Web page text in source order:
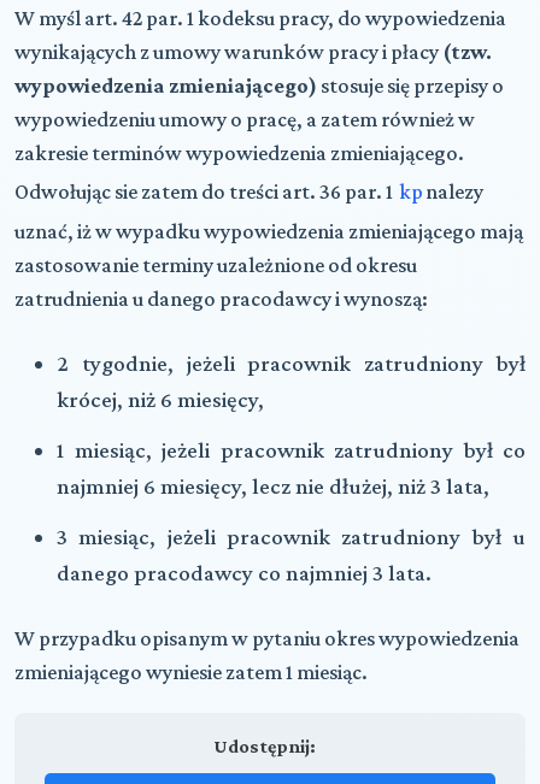
W myśl art. 42 par. 1 kodeksu pracy, do wypowiedzenia
wynikających z umowy warunków pracy i płacy (tzw.
wypowiedzenia zmieniającego) stosuje się przepisy o
wypowiedzeniu umowy o pracę, a zatem również w
zakresie terminów wypowiedzenia zmieniającego.
Odwołując sie zatem do treści art. 36 par. 1 kp nalezy
uznać, iż w wypadku wypowiedzenia zmieniającego mają
zastosowanie terminy uzależnione od okresu
zatrudnienia u danego pracodawcy i wynoszą:
2 tygodnie, jeżeli pracownik zatrudniony był
krócej, niż 6 miesięcy,
1 miesiąc, jeżeli pracownik zatrudniony był co
najmniej 6 miesięcy, lecz nie dłużej, niż 3 lata,
3 miesiąc, jeżeli pracownik zatrudniony był u
danego pracodawcy co najmniej 3 lata.
W przypadku opisanym w pytaniu okres wypowiedzenia
zmieniającego wyniesie zatem 1 miesiąc.
Udostępnij: